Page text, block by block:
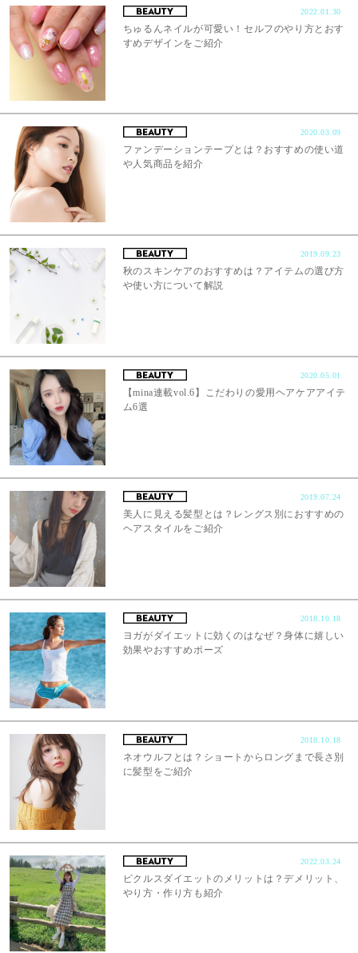
2022.01.30
ちゅるんネイルが可愛い！セルフのやり方とおす
すめデザインをご紹介
2020.03.09
ファンデーションテープとは？おすすめの使い道
や人気商品を紹介
2019.09.23
秋のスキンケアのおすすめは？アイテムの選び方
や使い方について解説
2020.05.01
【mina連載vol.6】こだわりの愛用ヘアケアアイテ
ム6選
2019.07.24
美人に見える髪型とは？レングス別におすすめの
ヘアスタイルをご紹介
2018.10.18
ヨガがダイエットに効くのはなぜ？身体に嬉しい
効果やおすすめポーズ
2018.10.18
ネオウルフとは？ショートからロングまで長さ別
に髪型をご紹介
2022.03.24
ピクルスダイエットのメリットは？デメリット、
やり方・作り方も紹介